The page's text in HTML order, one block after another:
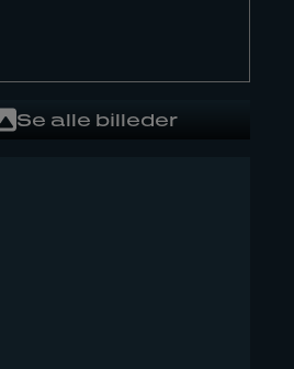
Se alle billeder